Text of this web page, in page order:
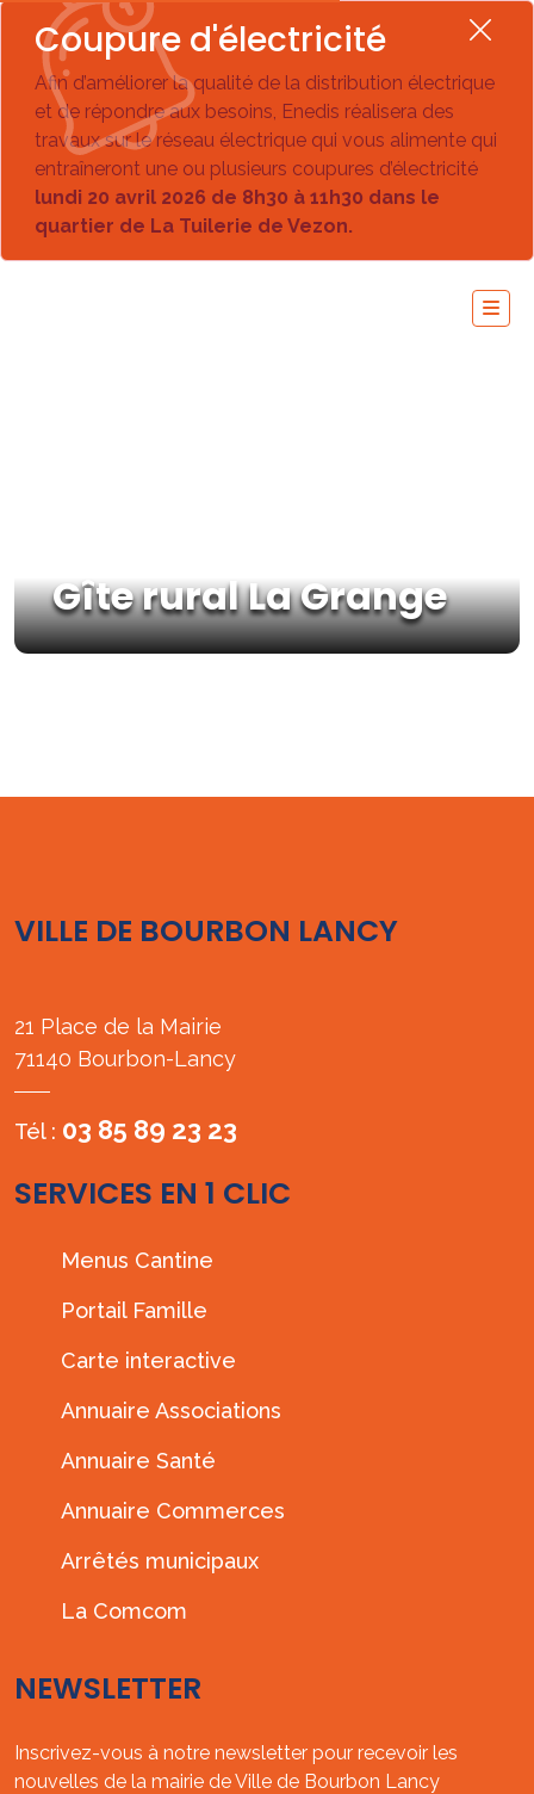
Coupure d'électricité
Afin d’améliorer la qualité de la distribution électrique
et de répondre aux besoins, Enedis réalisera des
travaux sur le réseau électrique qui vous alimente qui
entraîneront une ou plusieurs coupures d’électricité
lundi 20 avril 2026 de 8h30 à 11h30 dans le
quartier de La Tuilerie de Vezon.
Gîte rural La Grange
VILLE DE BOURBON LANCY
21 Place de la Mairie
71140 Bourbon-Lancy
Tél : 03 85 89 23 23
SERVICES EN 1 CLIC
Menus Cantine
Portail Famille
Carte interactive
Annuaire Associations
Annuaire Santé
Annuaire Commerces
Arrêtés municipaux
La Comcom
NEWSLETTER
Inscrivez-vous à notre newsletter pour recevoir les
nouvelles de la mairie de Ville de Bourbon Lancy